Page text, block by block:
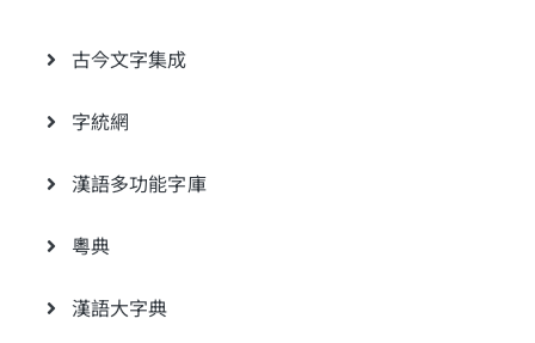
古今文字集成
字統網
漢語多功能字庫
粵典
漢語大字典